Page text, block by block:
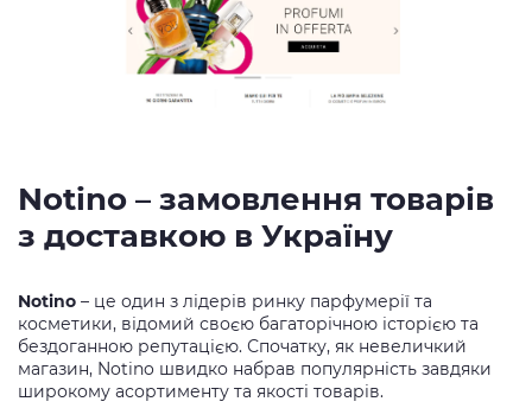
Notino – замовлення товарів
з доставкою в Україну
Notino – це один з лідерів ринку парфумерії та
косметики, відомий своєю багаторічною історією та
бездоганною репутацією. Спочатку, як невеличкий
магазин, Notino швидко набрав популярність завдяки
широкому асортименту та якості товарів.